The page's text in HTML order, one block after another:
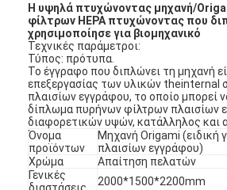
Η υψηλά πτυχώνοντας μηχανή/
φίλτρων HEPA πτυχώνοντας που
χρησιμοποίησε για βιομηχανικό
Τεχνικές παράμετροι:
Τύπος: πρότυπα.
Το έγγραφο που διπλώνει τη μηχανή
επεξεργασίας των υλικών theinternal
πλαισίων εγγράφου, το οποίο μπορεί
δίπλωμα πυρήνων φίλτρων πλαισίων
διαφορετικών υψών, κατάλληλος και
Όνομα
προϊόντων
Μηχανή Origami (ειδική
πλαισίων εγγράφου)
Χρώμα
Απαίτηση πελατών
Γενικές
2000*1500*2200mm